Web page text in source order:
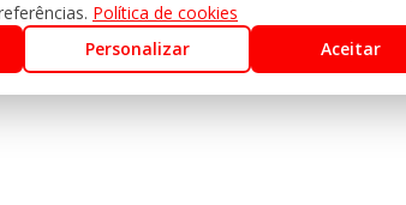
Política de cookies
Personalizar Aceitar